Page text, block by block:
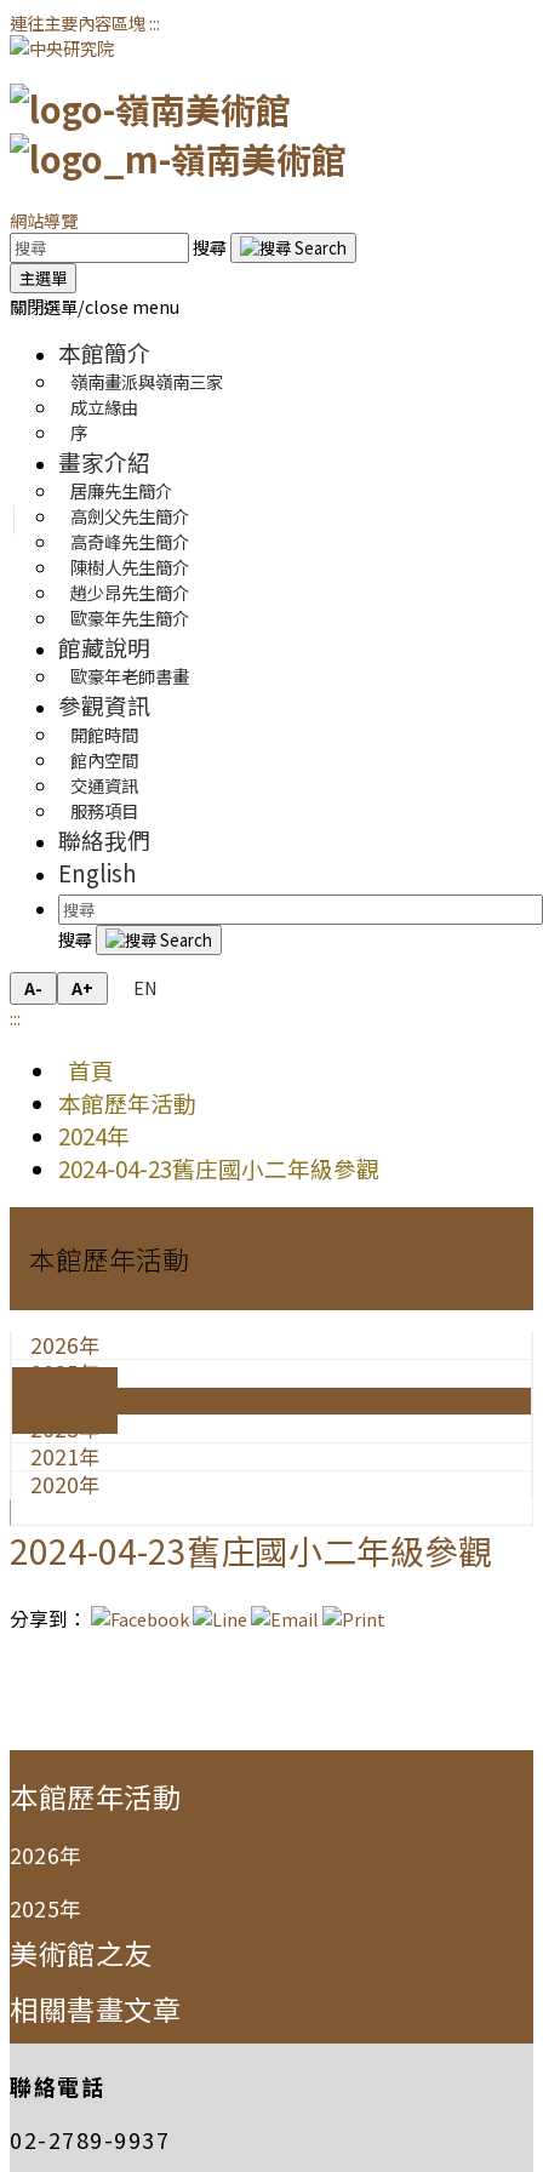
連往主要內容區塊:::
網站導覽
搜尋
主選單
關閉選單/close menu
本館簡介
嶺南畫派與嶺南三家
成立緣由
序
畫家介紹
居廉先生簡介
高劍父先生簡介
高奇峰先生簡介
陳樹人先生簡介
趙少昂先生簡介
歐豪年先生簡介
館藏說明
歐豪年老師書畫
參觀資訊
開館時間
館內空間
交通資訊
服務項目
聯絡我們
English
搜尋
A- A+
EN
:::
首頁
本館歷年活動
2024年
2024-04-23舊庄國小二年級參觀
本館歷年活動
2026年
2025年
2023年
2021年
2020年
2024-04-23舊庄國小二年級參觀
分享到：
本館歷年活動
2026年
2025年
美術館之友
相關書畫文章
聯絡電話
02-2789-9937